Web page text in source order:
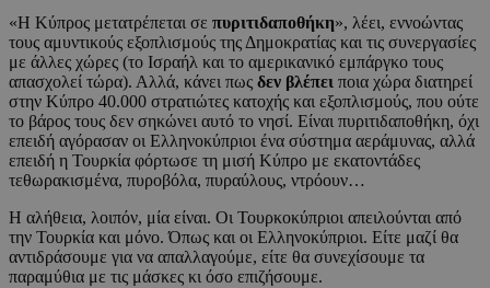
«Η Κύπρος μετατρέπεται σε πυριτιδαποθήκη», λέει, εννοώντας
τους αμυντικούς εξοπλισμούς της Δημοκρατίας και τις συνεργασίες
με άλλες χώρες (το Ισραήλ και το αμερικανικό εμπάργκο τους
απασχολεί τώρα). Αλλά, κάνει πως δεν βλέπει ποια χώρα διατηρεί
στην Κύπρο 40.000 στρατιώτες κατοχής και εξοπλισμούς, που ούτε
το βάρος τους δεν σηκώνει αυτό το νησί. Είναι πυριτιδαποθήκη, όχι
επειδή αγόρασαν οι Ελληνοκύπριοι ένα σύστημα αεράμυνας, αλλά
επειδή η Τουρκία φόρτωσε τη μισή Κύπρο με εκατοντάδες
τεθωρακισμένα, πυροβόλα, πυραύλους, ντρόουν…
Η αλήθεια, λοιπόν, μία είναι. Οι Τουρκοκύπριοι απειλούνται από
την Τουρκία και μόνο. Όπως και οι Ελληνοκύπριοι. Είτε μαζί θα
αντιδράσουμε για να απαλλαγούμε, είτε θα συνεχίσουμε τα
παραμύθια με τις μάσκες κι όσο επιζήσουμε.